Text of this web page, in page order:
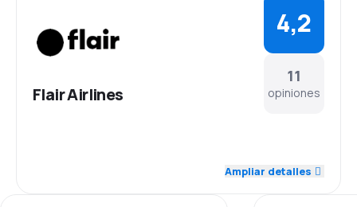
Flair Airlines
11
opiniones
4,2
Ampliar detalles